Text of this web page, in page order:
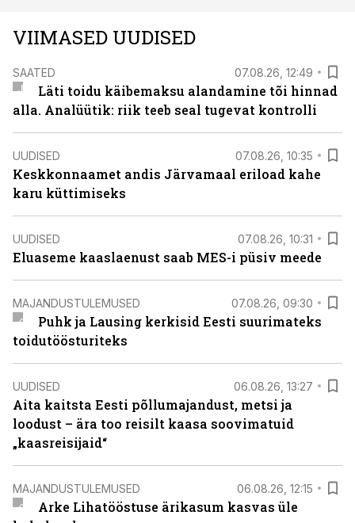
VIIMASED UUDISED
SAATED 07.08.26, 12:49
Läti toidu käibemaksu alandamine tõi hinnad
alla. Analüütik: riik teeb seal tugevat kontrolli
UUDISED 07.08.26, 10:35
Keskkonnaamet andis Järvamaal eriload kahe
karu küttimiseks
UUDISED 07.08.26, 10:31
Eluaseme kaaslaenust saab MES-i püsiv meede
MAJANDUSTULEMUSED 07.08.26, 09:30
Puhk ja Lausing kerkisid Eesti suurimateks
toidutöösturiteks
UUDISED 06.08.26, 13:27
Aita kaitsta Eesti põllumajandust, metsi ja
loodust – ära too reisilt kaasa soovimatuid
„kaasreisijaid“
MAJANDUSTULEMUSED 06.08.26, 12:15
Arke Lihatööstuse ärikasum kasvas üle